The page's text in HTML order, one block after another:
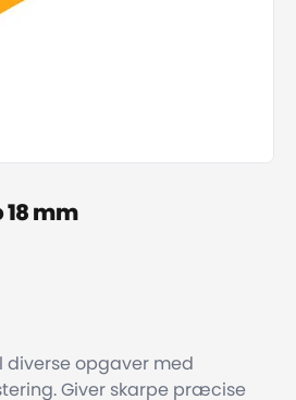
18 mm
diverse opgaver med
Giver skarpe præcise